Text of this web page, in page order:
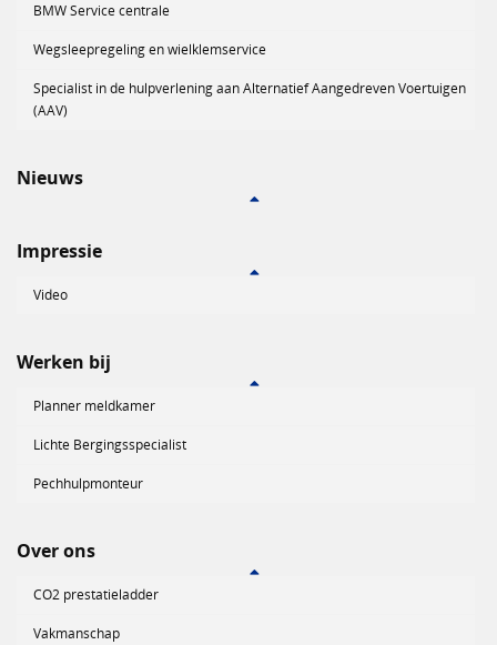
BMW Service centrale
Wegsleepregeling en wielklemservice
Specialist in de hulpverlening aan Alternatief Aangedreven Voertuigen
(AAV)
Nieuws
Impressie
Video
Werken bij
Planner meldkamer
Lichte Bergingsspecialist
Pechhulpmonteur
Over ons
CO2 prestatieladder
Vakmanschap